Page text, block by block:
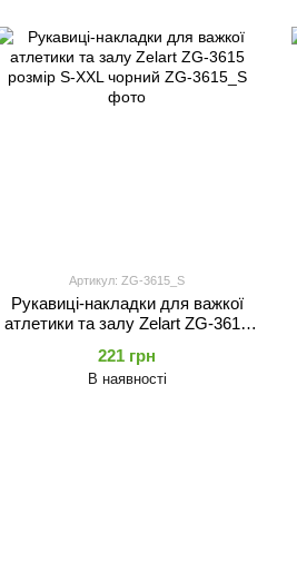
Артикул: ZG-3615_S
Рукавиці-накладки для важкої
атлетики та залу Zelart ZG-3615
221 грн
В наявності